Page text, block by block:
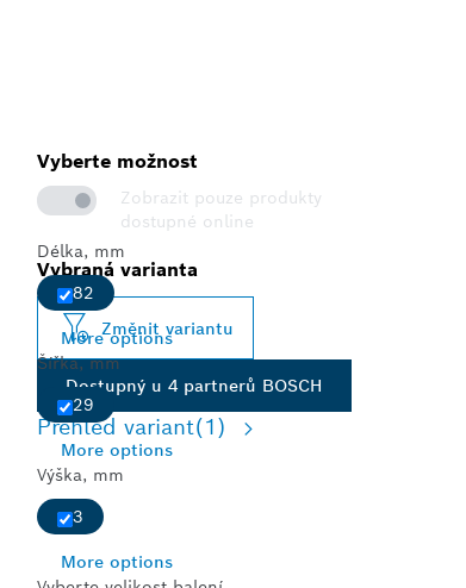
Vyberte možnost
Zobrazit pouze produkty
dostupné online
Délka, mm
82
More options
Šířka, mm
29
More options
Výška, mm
3
More options
Vybraná varianta
Změnit variantu
Dostupný u 4 partnerů BOSCH
Přehled variant(1)